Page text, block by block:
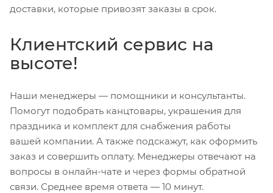
доставки, которые привозят заказы в срок.
Клиентский сервис на
высоте!
Наши менеджеры — помощники и консультанты.
Помогут подобрать канцтовары, украшения для
праздника и комплект для снабжения работы
вашей компании. А также подскажут, как оформить
заказ и совершить оплату. Менеджеры отвечают на
вопросы в онлайн-чате и через формы обратной
связи. Среднее время ответа — 10 минут.